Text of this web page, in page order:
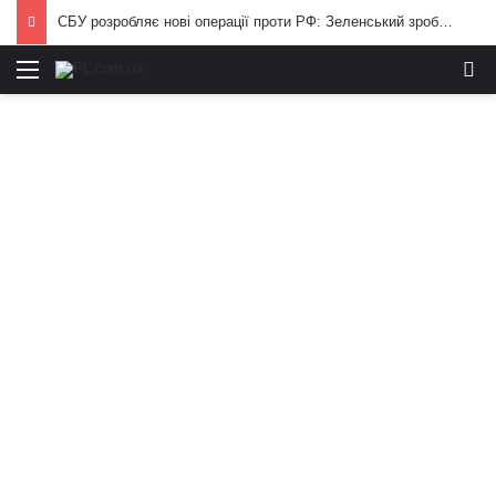
СБУ розробляє нові операції проти РФ: Зеленський зробив важливу заяву
Меню